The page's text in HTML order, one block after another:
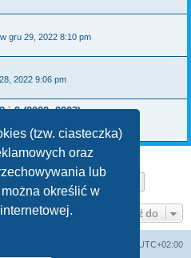
(tzw. ciasteczka)
oraz
lub
określić w
gru 29, 2022 8:10 pm
2022 9:06 pm
i 9 (2002, 2003)
1z 29
3
Przejdź do
UTC+02:00